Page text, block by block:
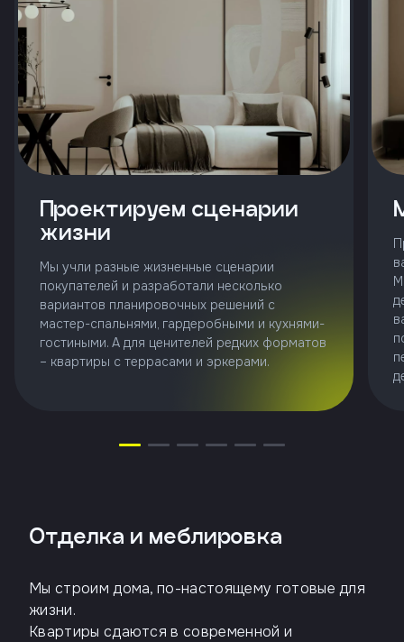
Проектируем сценарии
жизни
Мы учли разные жизненные сценарии
покупателей и разработали несколько
вариантов планировочных решений с
мастер-спальнями, гардеробными и кухнями-
гостиными. А для ценителей редких форматов
– квартиры с террасами и эркерами.
Отделка и меблировка
Мы строим дома, по-настоящему готовые для
жизни.
Квартиры сдаются в современной и
с
политики
конфиденциальности
(343)
Заказать
звонок